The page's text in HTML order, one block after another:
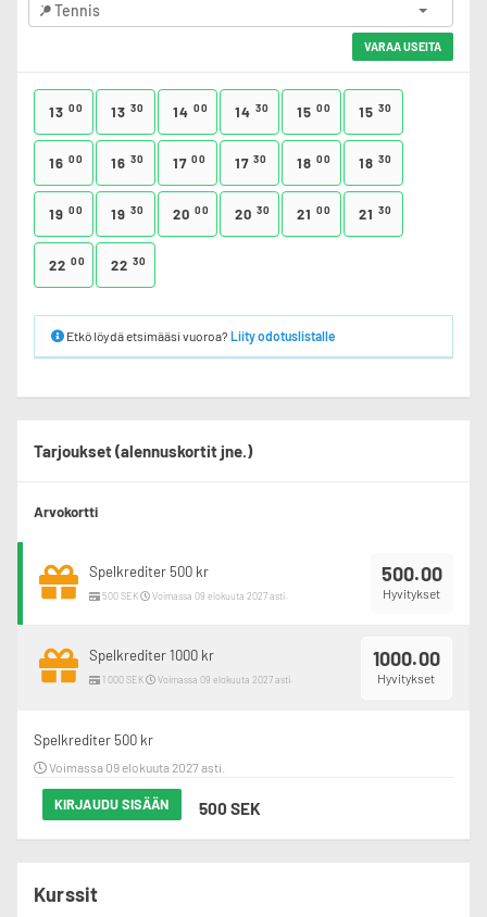
Tennis
VARAA USEITA
13 00 13 30 14 00 14 30 15 00 15 30
16 00 16 30 17 00 17 30 18 00 18 30
19 00 19 30 20 00 20 30 21 00 21 30
22 00 22 30
Etkö löydä etsimääsi vuoroa? Liity odotuslistalle
Tarjoukset (alennuskortit jne.)
Arvokortti
500.00
Hyvitykset
Spelkrediter 500 kr
500 SEK Voimassa 09 elokuuta 2027 asti.
1000.00
Hyvitykset
Spelkrediter 1000 kr
1 000 SEK Voimassa 09 elokuuta 2027 asti.
Spelkrediter 500 kr
Voimassa 09 elokuuta 2027 asti.
KIRJAUDU SISÄÄN 500 SEK
Kurssit